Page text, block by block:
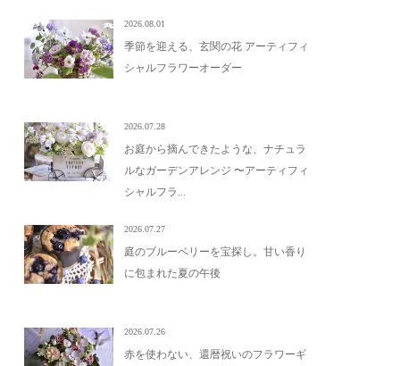
2026.08.01
季節を迎える、玄関の花 アーティフィ
シャルフラワーオーダー
2026.07.28
お庭から摘んできたような、ナチュラ
ルなガーデンアレンジ 〜アーティフィ
シャルフラ...
2026.07.27
庭のブルーベリーを宝探し。甘い香り
に包まれた夏の午後
2026.07.26
赤を使わない、還暦祝いのフラワーギ